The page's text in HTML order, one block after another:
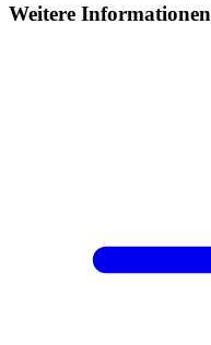
Weitere Informationen